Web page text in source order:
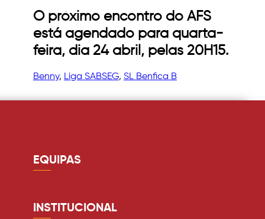
O próximo encontro do AFS
está agendado para quarta-
feira, dia 24 abril, pelas 20H15.
Benny, Liga SABSEG, SL Benfica B
EQUIPAS
Defesa
INSTITUCIONAL